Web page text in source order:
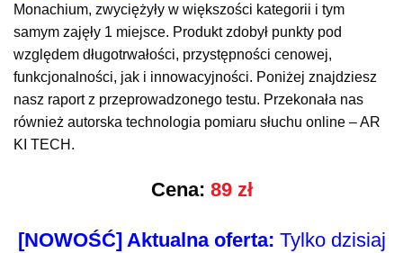
Monachium, zwyciężyły w większości kategorii i tym
samym zajęły 1 miejsce. Produkt zdobył punkty pod
względem długotrwałości, przystępności cenowej,
funkcjonalności, jak i innowacyjności. Poniżej znajdziesz
nasz raport z przeprowadzonego testu. Przekonała nas
również autorska technologia pomiaru słuchu online – AR
KI TECH.
Cena: 89 zł
[NOWOŚĆ] Aktualna oferta: Tylko dzisiaj